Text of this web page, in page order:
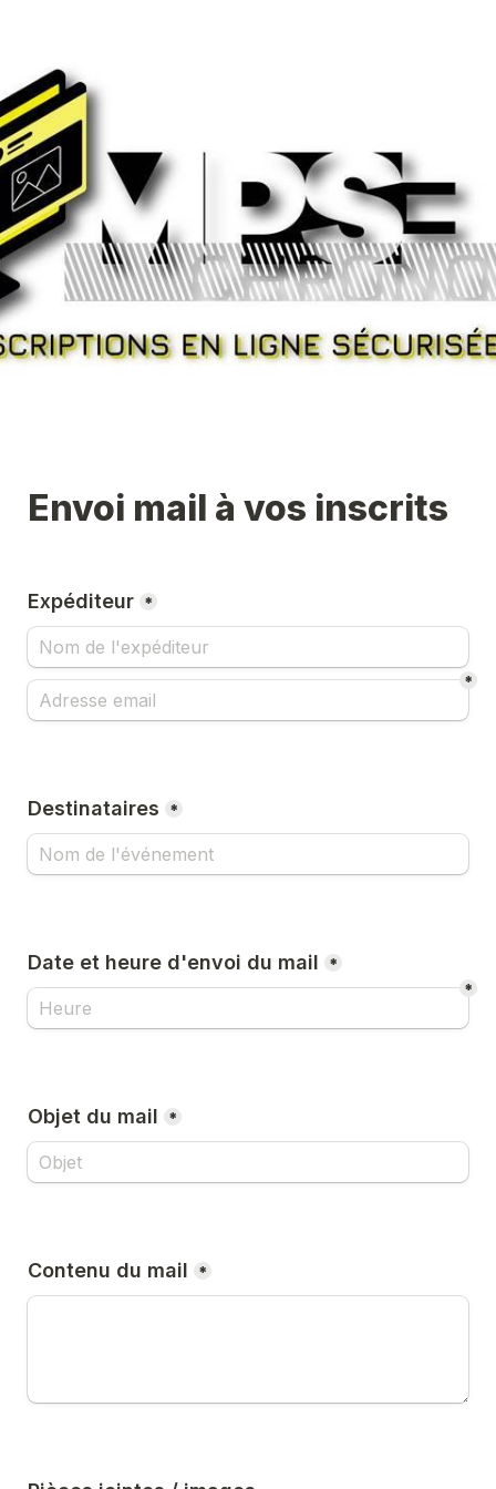
Envoi mail à vos inscrits
Expéditeur *
*
Destinataires *
Date et heure d'envoi du mail
*
*
Objet du mail *
Contenu du mail *